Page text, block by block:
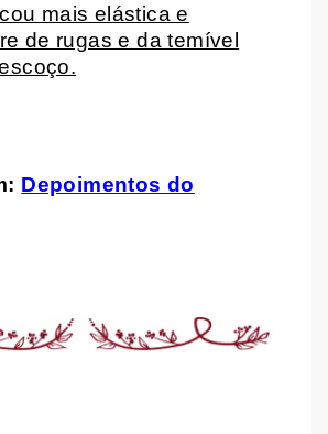
mais elástica e
de rugas e da temível
Depoimentos do